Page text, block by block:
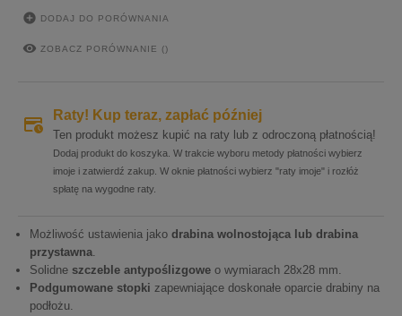
 DODAJ DO PORÓWNANIA
 ZOBACZ PORÓWNANIE ()
Raty! Kup teraz, zapłać później
Ten produkt możesz kupić na raty lub z odroczoną płatnością!
Dodaj produkt do koszyka. W trakcie wyboru metody płatności wybierz
imoje i zatwierdź zakup. W oknie płatności wybierz "raty imoje" i rozłóż
spłatę na wygodne raty.
Możliwość ustawienia jako drabina wolnostojąca lub drabina
przystawna.
Solidne szczeble antypoślizgowe o wymiarach 28x28 mm.
Podgumowane stopki zapewniające doskonałe oparcie drabiny na
podłożu.